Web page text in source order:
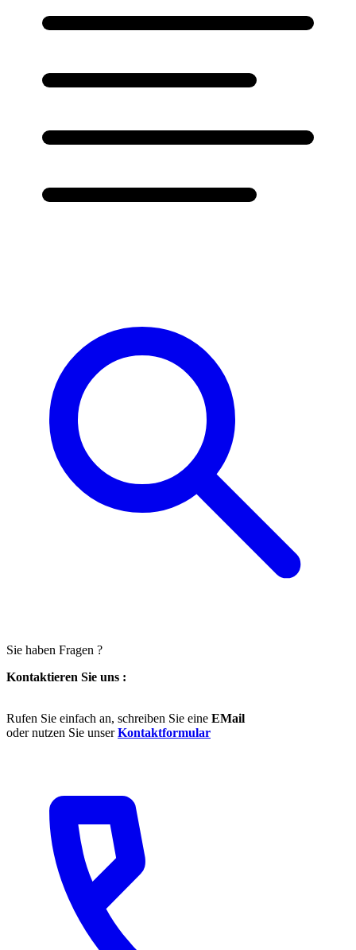
Sie haben Fragen ?
Kontaktieren Sie uns :
Rufen Sie einfach an, schreiben Sie eine EMail
oder nutzen Sie unserKontaktformular